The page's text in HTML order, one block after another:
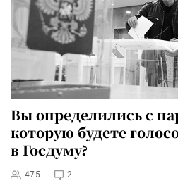
Вы определились с
которую будете
в Госдуму?
475 2